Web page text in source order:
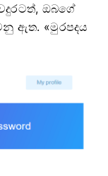
ඔබගේ
ඇත. «මුරපදය